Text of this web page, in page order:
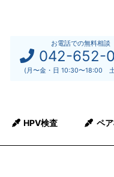
お電話での無料相談
042-652-
(月〜金・日 10:30〜18:00
HPV検査 ペ